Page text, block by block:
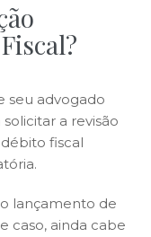
seu advogado
a revisão
fiscal
lançamento de
caso, ainda cabe